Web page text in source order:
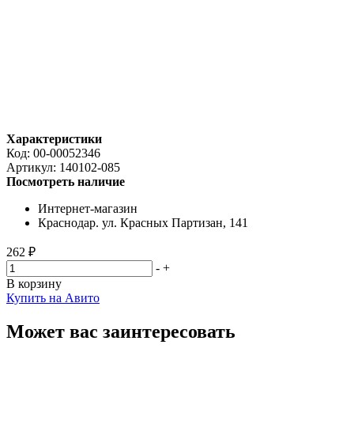
Характеристики
Код: 00-00052346
Артикул: 140102-085
Посмотреть наличие
Интернет-магазин
Краснодар. ул. Красных Партизан, 141
262 ₽
- +
В корзину
Купить на Авито
Может вас заинтересовать